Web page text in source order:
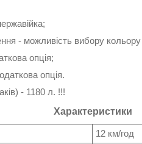
- можливість вибору кольору
опція;
опція.
- 1180 л. !!!
Характеристики
12 км/год